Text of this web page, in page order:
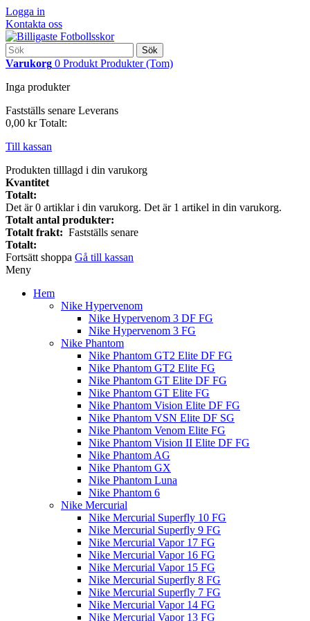
Logga in
Kontakta oss
Sök
Varukorg 0 Produkt Produkter (Tom)
Inga produkter
Fastställs senare Leverans
0,00 kr Totalt:
Till kassan
Produkten tilllagd i din varukorg
Kvantitet
Totalt:
Det är0 artiklar i din varukorg. Det är 1 artikel in din varukorg.
Totalt antal produkter:
Totalt frakt: Fastställs senare
Totalt:
Fortsätt shoppa Gå till kassan
Meny
Hem
Nike Hypervenom
Nike Hypervenom 3 DF FG
Nike Hypervenom 3 FG
Nike Phantom
Nike Phantom GT2 Elite DF FG
Nike Phantom GT2 Elite FG
Nike Phantom GT Elite DF FG
Nike Phantom GT Elite FG
Nike Phantom Vision Elite DF FG
Nike Phantom VSN Elite DF SG
Nike Phantom Venom Elite FG
Nike Phantom Vision II Elite DF FG
Nike Phantom AG
Nike Phantom GX
Nike Phantom Luna
Nike Phantom 6
Nike Mercurial
Nike Mercurial Superfly 10 FG
Nike Mercurial Superfly 9 FG
Nike Mercurial Vapor 17 FG
Nike Mercurial Vapor 16 FG
Nike Mercurial Vapor 15 FG
Nike Mercurial Superfly 8 FG
Nike Mercurial Superfly 7 FG
Nike Mercurial Vapor 14 FG
Nike Mercurial Vapor 13 FG